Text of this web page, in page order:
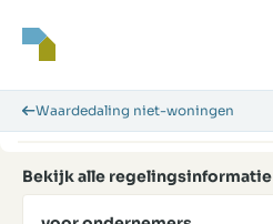
Waardedaling niet-woningen
Bekijk alle regelingsinformatie